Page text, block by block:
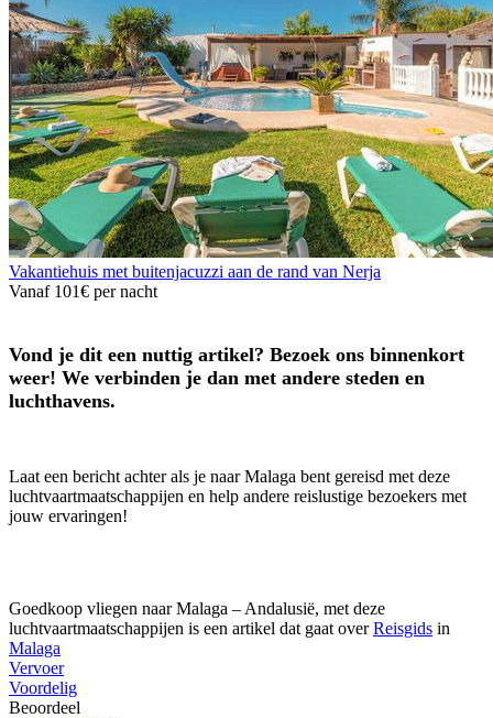
Vakantiehuis met buitenjacuzzi aan de rand van Nerja
Vanaf 101€ per nacht
Vond je dit een nuttig artikel? Bezoek ons binnenkort
weer! We verbinden je dan met andere steden en
luchthavens.
Laat een bericht achter als je naar Malaga bent gereisd met deze
luchtvaartmaatschappijen en help andere reislustige bezoekers met
jouw ervaringen!
Goedkoop vliegen naar Malaga – Andalusië, met deze
luchtvaartmaatschappijen is een artikel dat gaat overReisgids in
Malaga
Vervoer
Voordelig
Beoordeel